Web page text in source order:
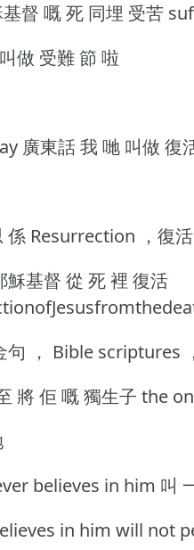
督 嘅 死 同埋 受苦
做 受難 節 啦
廣東話 我 哋 叫做 復
係 Resurrection ，復活
穌基督 從 死 裡 復活
句 ， Bible scriptures
將 佢 嘅 獨生子 the
believes in him 叫
in him will not